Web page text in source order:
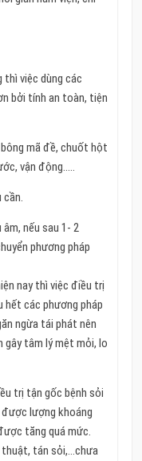
thì việc dùng các
bởi tính an toàn, tiện
mã đề, chuốt hột
vận động…..
cần.
nếu sau 1- 2
phương pháp
nay thì việc điều trị
hết các phương pháp
ngừa tái phát nên
gây tâm lý mệt mỏi, lo
trị tận gốc bệnh sỏi
lượng khoáng
tăng quá mức.
thuật, tán sỏi,…chưa